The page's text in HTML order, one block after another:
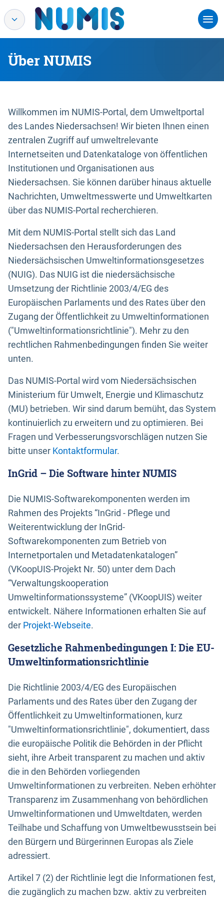
Über NUMIS
Willkommen im NUMIS-Portal, dem Umweltportal
des Landes Niedersachsen! Wir bieten Ihnen einen
zentralen Zugriff auf umweltrelevante
Internetseiten und Datenkataloge von öffentlichen
Institutionen und Organisationen aus
Niedersachsen. Sie können darüber hinaus aktuelle
Nachrichten, Umweltmesswerte und Umweltkarten
über das NUMIS-Portal recherchieren.
Mit dem NUMIS-Portal stellt sich das Land
Niedersachsen den Herausforderungen des
Niedersächsischen Umweltinformationsgesetzes
(NUIG). Das NUIG ist die niedersächsische
Umsetzung der Richtlinie 2003/4/EG des
Europäischen Parlaments und des Rates über den
Zugang der Öffentlichkeit zu Umweltinformationen
("Umweltinformationsrichtlinie"). Mehr zu den
rechtlichen Rahmenbedingungen finden Sie weiter
unten.
Das NUMIS-Portal wird vom Niedersächsischen
Ministerium für Umwelt, Energie und Klimaschutz
(MU) betrieben. Wir sind darum bemüht, das System
kontinuierlich zu erweitern und zu optimieren. Bei
Fragen und Verbesserungsvorschlägen nutzen Sie
bitte unser Kontaktformular.
InGrid – Die Software hinter NUMIS
Die NUMIS-Softwarekomponenten werden im
Rahmen des Projekts “InGrid - Pflege und
Weiterentwicklung der InGrid-
Softwarekomponenten zum Betrieb von
Internetportalen und Metadatenkatalogen”
(VKoopUIS-Projekt Nr. 50) unter dem Dach
“Verwaltungskooperation
Umweltinformationssysteme” (VKoopUIS) weiter
entwickelt. Nähere Informationen erhalten Sie auf
der Projekt-Webseite.
Gesetzliche Rahmenbedingungen I: Die EU-
Umweltinformationsrichtlinie
Die Richtlinie 2003/4/EG des Europäischen
Parlaments und des Rates über den Zugang der
Öffentlichkeit zu Umweltinformationen, kurz
"Umweltinformationsrichtlinie", dokumentiert, dass
die europäische Politik die Behörden in der Pflicht
sieht, ihre Arbeit transparent zu machen und aktiv
die in den Behörden vorliegenden
Umweltinformationen zu verbreiten. Neben erhöhter
Transparenz im Zusammenhang von behördlichen
Umweltinformationen und Umweltdaten, werden
Teilhabe und Schaffung von Umweltbewusstsein bei
den Bürgern und Bürgerinnen Europas als Ziele
adressiert.
Artikel 7 (2) der Richtlinie legt die Informationen fest,
die zugänglich zu machen bzw. aktiv zu verbreiten